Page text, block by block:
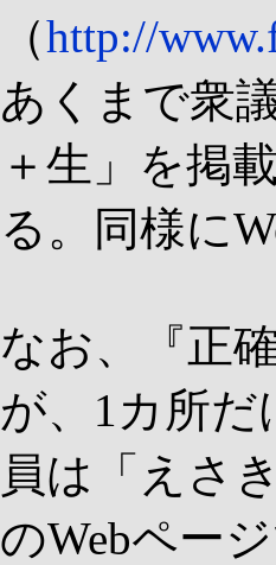
（http://
あくまで衆
＋生」を掲
る。同様に
なお、『正
が、1カ所
員は「えさ
のWebペー